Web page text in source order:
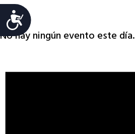
Accesibilidad
Aviso
No hay ningún evento este día.